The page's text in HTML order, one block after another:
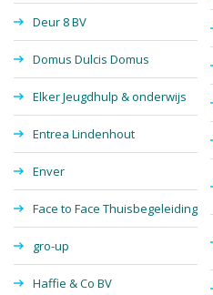
Deur 8 BV
Domus Dulcis Domus
Elker Jeugdhulp & onderwijs
Entrea Lindenhout
Enver
Face to Face Thuisbegeleiding
gro-up
Haffie & Co BV